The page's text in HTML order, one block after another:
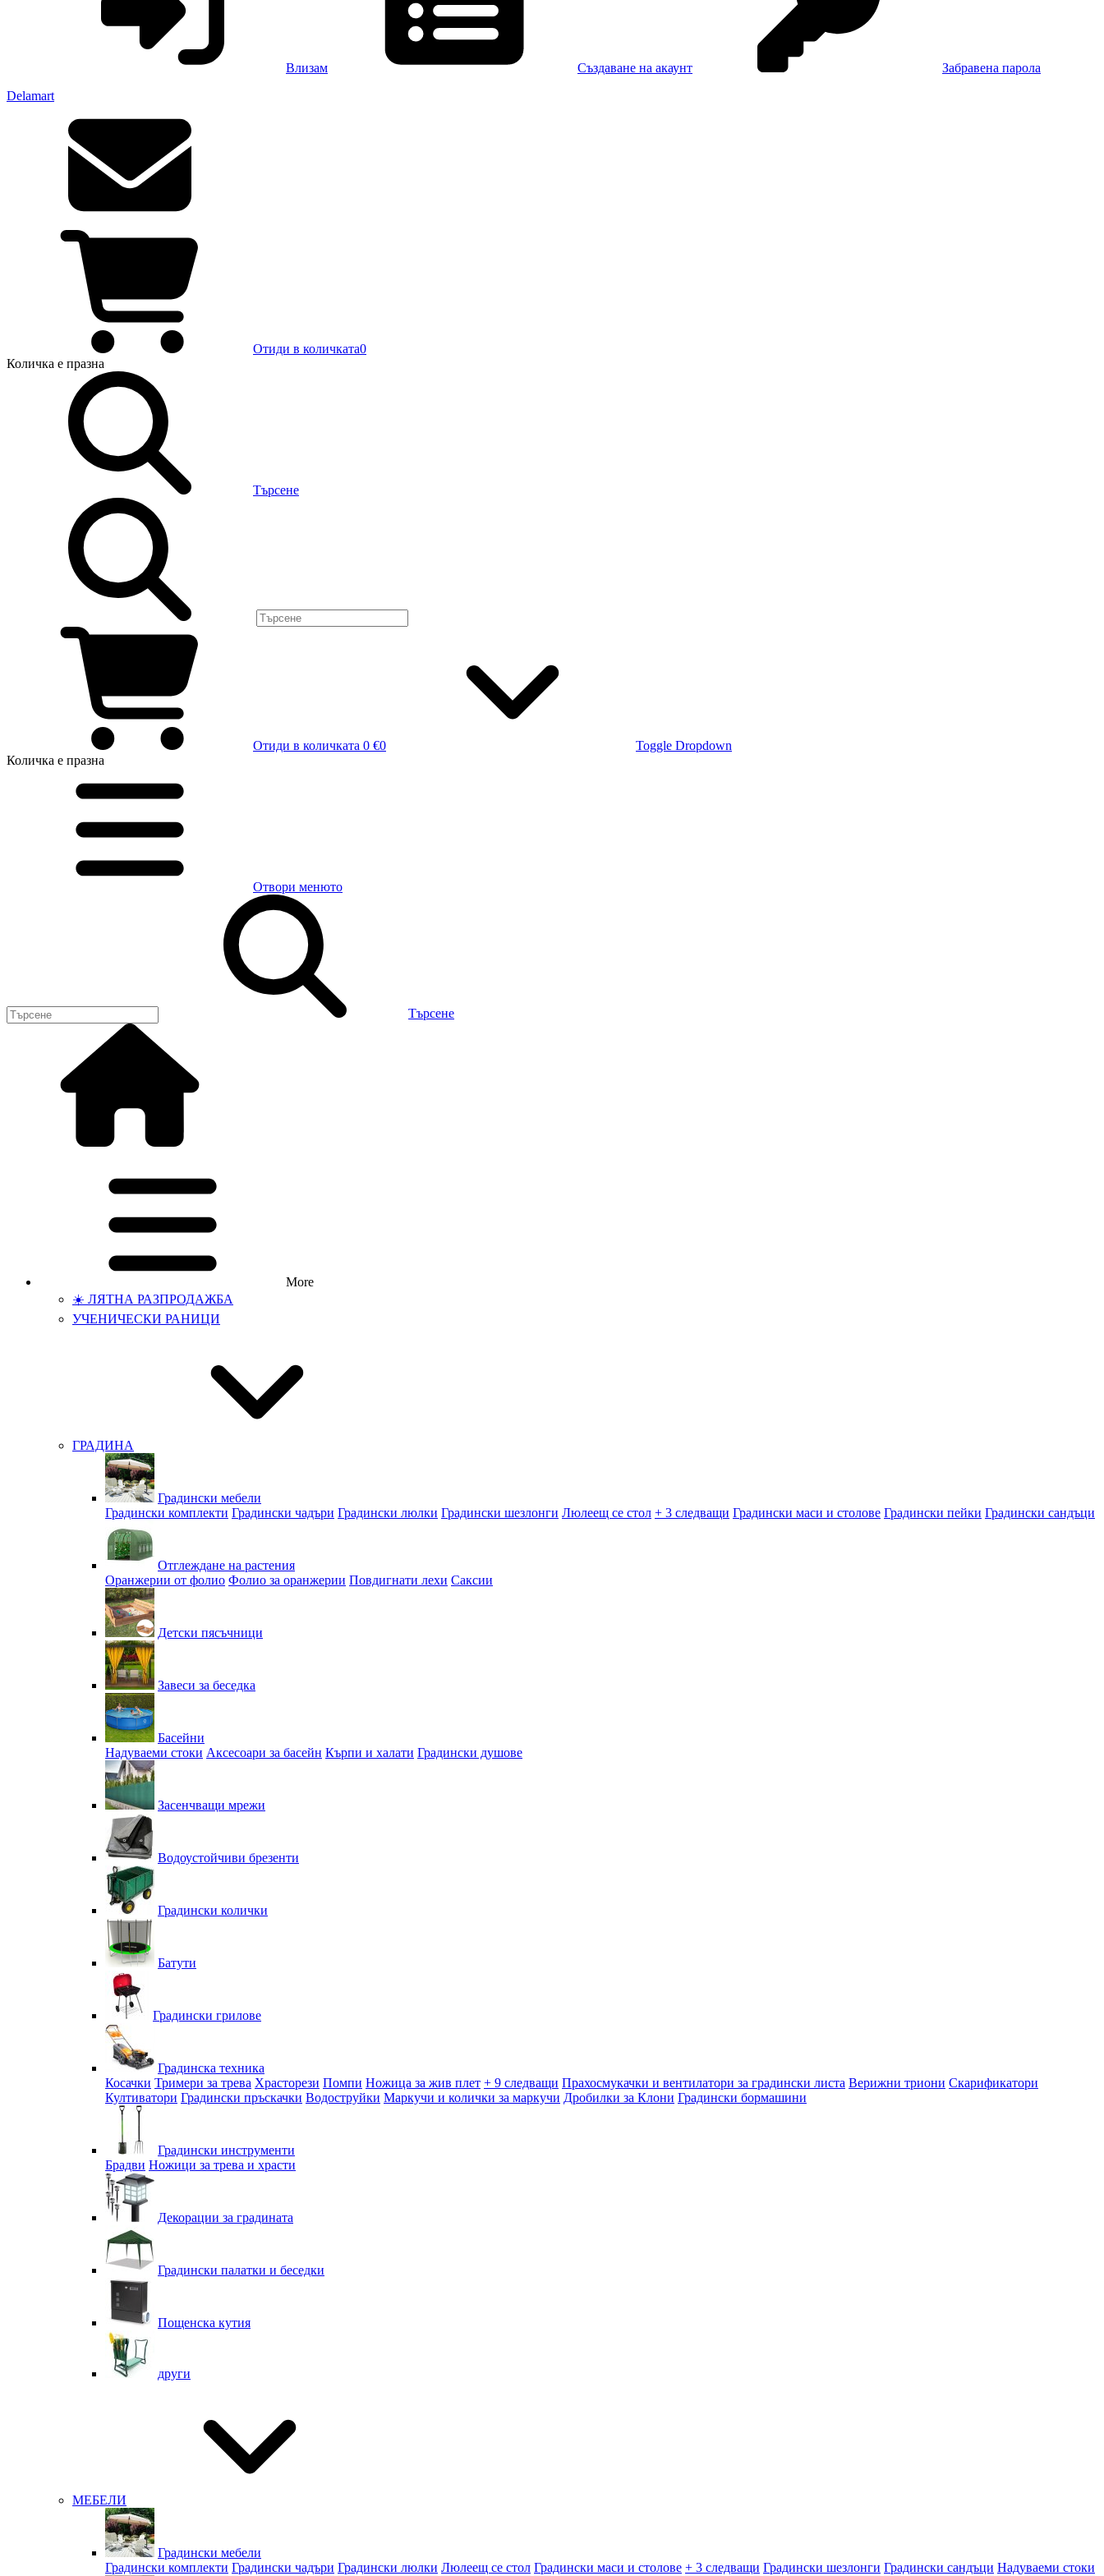
Влизам Създаване на акаунт
Забравена парола
Delamart
Отиди в количката0
Количка е празна
Търсене
Отиди в количката 0 €0
Toggle Dropdown
Количка е празна
Отвори менюто
Търсене
More
☀️ ЛЯТНА РАЗПРОДАЖБА
УЧЕНИЧЕСКИ РАНИЦИ
ГРАДИНА
Градински мебели
Градински комплекти Градински чадъри Градински люлки Градински шезлонги Люлеещ се стол + 3 следващи Градински маси и столове Градински пейки Градински сандъци
Отглеждане на растения
Оранжерии от фолио Фолио за оранжерии Повдигнати лехи Саксии
Детски пясъчници
Завеси за беседка
Басейни
Надуваеми стоки Аксесоари за басейн Кърпи и халати Градински душове
Засенчващи мрежи
Водоустойчиви брезенти
Градински колички
Батути
Градински грилове
Градинска техника
Косачки Тримери за трева Храсторези Помпи Ножица за жив плет + 9 следващи Прахосмукачки и вентилатори за градински листа Верижни триони Скарификатори
Култиватори Градински пръскачки Водоструйки Маркучи и колички за маркучи Дробилки за Клони Градински бормашини
Градински инструменти
Брадви Ножици за трева и храсти
Декорации за градината
Градински палатки и беседки
Пощенска кутия
други
МЕБЕЛИ
Градински мебели
Градински комплекти Градински чадъри Градински люлки Люлеещ се стол Градински маси и столове + 3 следващи Градински шезлонги Градински сандъци Надуваеми стоки